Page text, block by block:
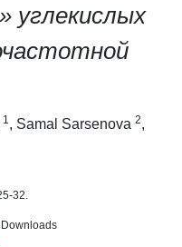
углекислых
1 , Samal Sarsenova 2,
32.